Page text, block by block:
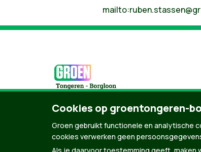
mailto:
© Copyright Groen 2026 | Gemaakt
Cookies op groentongeren-
Groen gebruikt functionele en analytische
cookies verwerken geen